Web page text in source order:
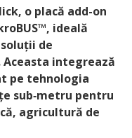
o placă add-on
ideală
de
integrează
pe tehnologia
sub‑metru pentru
agricultură de